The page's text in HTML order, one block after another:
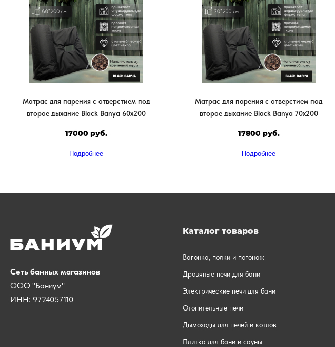
Матрас для парения с отверстием под
второе дыхание Black Banya 60х200
17000 руб.
Подробнее
Матрас для парения с отверстием под
второе дыхание Black Banya 70х200
17800 руб.
Подробнее
Сеть банных магазинов
ООО "Баниум"
ИНН: 9724057110
Каталог товаров
Вагонка, полки и погонаж
Дровяные печи для бани
Электрические печи для бани
Отопительные печи
Дымоходы для печей и котлов
Плитка для бани и сауны